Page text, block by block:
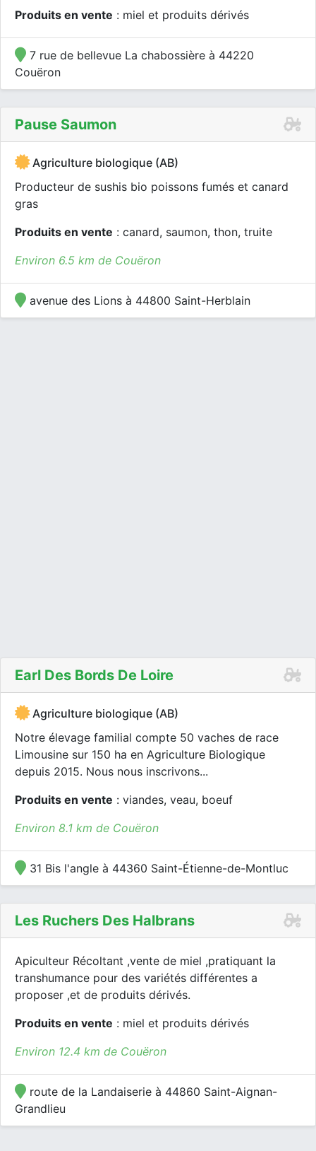
Produits en vente : miel et produits dérivés
7 rue de bellevue La chabossière à 44220
Couëron
Pause Saumon
Agriculture biologique (AB)
Producteur de sushis bio poissons fumés et canard
gras
Produits en vente : canard, saumon, thon, truite
Environ 6.5 km de Couëron
avenue des Lions à 44800 Saint-Herblain
Earl Des Bords De Loire
Agriculture biologique (AB)
Notre élevage familial compte 50 vaches de race
Limousine sur 150 ha en Agriculture Biologique
depuis 2015. Nous nous inscrivons...
Produits en vente : viandes, veau, boeuf
Environ 8.1 km de Couëron
31 Bis l'angle à 44360 Saint-Étienne-de-Montluc
Les Ruchers Des Halbrans
Apiculteur Récoltant ,vente de miel ,pratiquant la
transhumance pour des variétés différentes a
proposer ,et de produits dérivés.
Produits en vente : miel et produits dérivés
Environ 12.4 km de Couëron
route de la Landaiserie à 44860 Saint-Aignan-
Grandlieu